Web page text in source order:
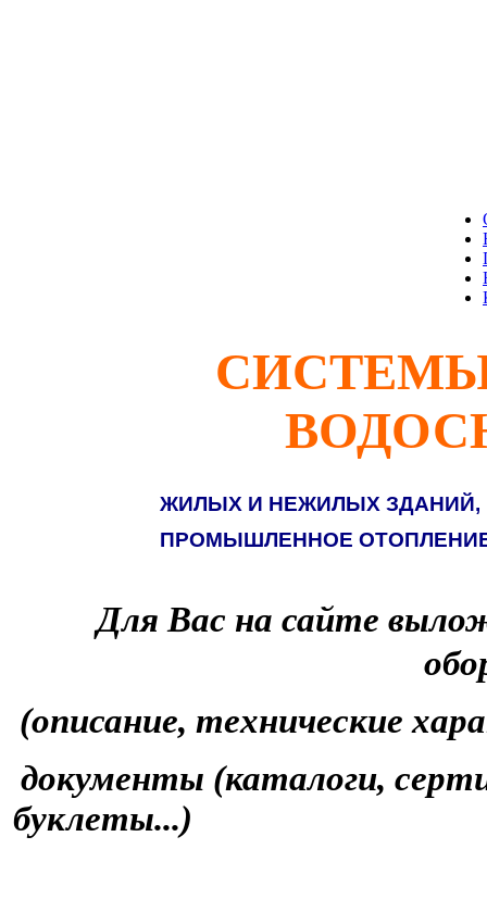
ЖИЛЫХ И НЕЖИЛЫХ ЗДАНИЙ,
ПРОМЫШЛЕННОЕ
Для Вас на сайте
(описание, технические
документы (каталоги,
буклеты...)